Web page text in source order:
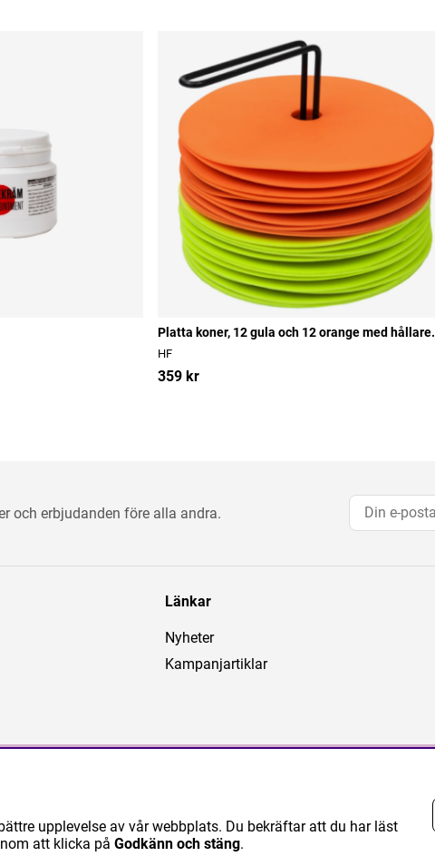
Platta koner, 12 gula och 12 orange med hållare.
HF
359 kr
och erbjudanden före alla andra.
Länkar
Nyheter
Kampanjartiklar
upplevelse av vår webbplats. Du bekräftar att du har läst
att klicka på Godkänn och stäng.